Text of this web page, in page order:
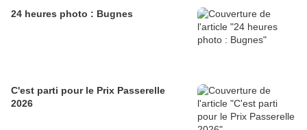
24 heures photo : Bugnes
C'est parti pour le Prix Passerelle
2026